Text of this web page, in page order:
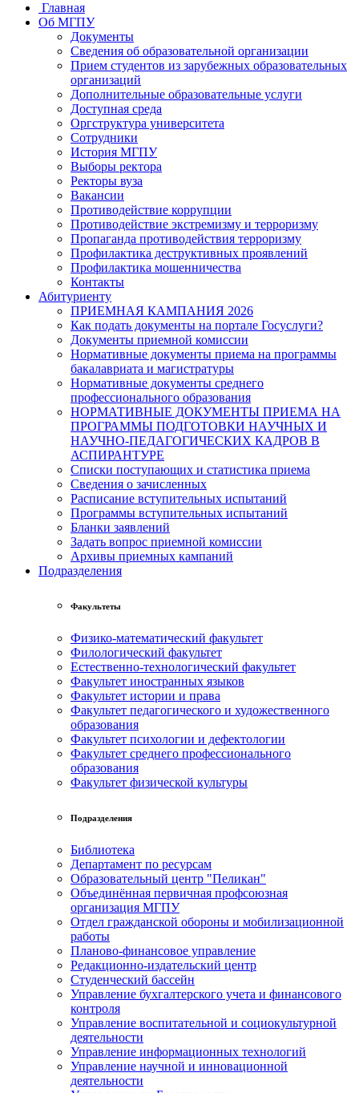
Главная
Об МГПУ
Документы
Сведения об образовательной организации
Прием студентов из зарубежных образовательных
организаций
Дополнительные образовательные услуги
Доступная среда
Оргструктура университета
Сотрудники
История МГПУ
Выборы ректора
Ректоры вуза
Вакансии
Противодействие коррупции
Противодействие экстремизму и терроризму
Пропаганда противодействия терроризму
Профилактика деструктивных проявлений
Профилактика мошенничества
Контакты
Абитуриенту
ПРИЕМНАЯ КАМПАНИЯ 2026
Как подать документы на портале Госуслуги?
Документы приемной комиссии
Нормативные документы приема на программы
бакалавриата и магистратуры
Нормативные документы среднего
профессионального образования
НОРМАТИВНЫЕ ДОКУМЕНТЫ ПРИЕМА НА
ПРОГРАММЫ ПОДГОТОВКИ НАУЧНЫХ И
НАУЧНО-ПЕДАГОГИЧЕСКИХ КАДРОВ В
АСПИРАНТУРЕ
Списки поступающих и статистика приема
Сведения о зачисленных
Расписание вступительных испытаний
Программы вступительных испытаний
Бланки заявлений
Задать вопрос приемной комиссии
Архивы приемных кампаний
Подразделения
Факультеты
Физико-математический факультет
Филологический факультет
Естественно-технологический факультет
Факультет иностранных языков
Факультет истории и права
Факультет педагогического и художественного
образования
Факультет психологии и дефектологии
Факультет среднего профессионального
образования
Факультет физической культуры
Подразделения
Библиотека
Департамент по ресурсам
Образовательный центр "Пеликан"
Объединённая первичная профсоюзная
организация МГПУ
Отдел гражданской обороны и мобилизационной
работы
Планово-финансовое управление
Редакционно-издательский центр
Студенческий бассейн
Управление бухгалтерского учета и финансового
контроля
Управление воспитательной и социокультурной
деятельности
Управление информационных технологий
Управление научной и инновационной
деятельности